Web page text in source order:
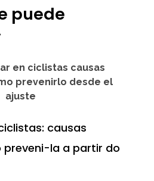
puede
causas
preveni-la a partir do